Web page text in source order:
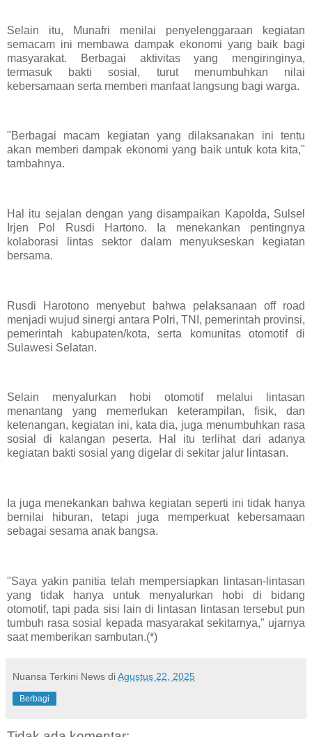
Selain itu, Munafri menilai penyelenggaraan kegiatan
semacam ini membawa dampak ekonomi yang baik bagi
masyarakat. Berbagai aktivitas yang mengiringinya,
termasuk bakti sosial, turut menumbuhkan nilai
kebersamaan serta memberi manfaat langsung bagi warga.
"Berbagai macam kegiatan yang dilaksanakan ini tentu
akan memberi dampak ekonomi yang baik untuk kota kita,"
tambahnya.
Hal itu sejalan dengan yang disampaikan Kapolda, Sulsel
Irjen Pol Rusdi Hartono. Ia menekankan pentingnya
kolaborasi lintas sektor dalam menyukseskan kegiatan
bersama.
Rusdi Harotono menyebut bahwa pelaksanaan off road
menjadi wujud sinergi antara Polri, TNI, pemerintah provinsi,
pemerintah kabupaten/kota, serta komunitas otomotif di
Sulawesi Selatan.
Selain menyalurkan hobi otomotif melalui lintasan
menantang yang memerlukan keterampilan, fisik, dan
ketenangan, kegiatan ini, kata dia, juga menumbuhkan rasa
sosial di kalangan peserta. Hal itu terlihat dari adanya
kegiatan bakti sosial yang digelar di sekitar jalur lintasan.
Ia juga menekankan bahwa kegiatan seperti ini tidak hanya
bernilai hiburan, tetapi juga memperkuat kebersamaan
sebagai sesama anak bangsa.
"Saya yakin panitia telah mempersiapkan lintasan-lintasan
yang tidak hanya untuk menyalurkan hobi di bidang
otomotif, tapi pada sisi lain di lintasan lintasan tersebut pun
tumbuh rasa sosial kepada masyarakat sekitarnya," ujarnya
saat memberikan sambutan.(*)
Nuansa Terkini News diAgustus 22, 2025
Berbagi